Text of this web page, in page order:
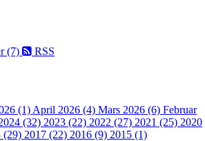
(7) RSS
(1) April 2026 (4) Mars 2026 (6) Februar
(32) 2023 (22) 2022 (27) 2021 (25) 2020
(29) 2017 (22) 2016 (9) 2015 (1)